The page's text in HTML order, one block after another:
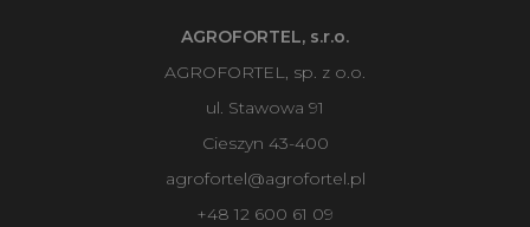
AGROFORTEL, s.r.o.
AGROFORTEL, sp. z o.o.
ul. Stawowa 91
Cieszyn 43-400
agrofortel@agrofortel.pl
+48 12 600 61 09